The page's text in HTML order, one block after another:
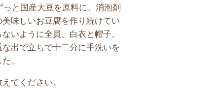
と国産大豆を原料に、消泡剤
味しいお豆腐を作り続けてい
いように全員、白衣と帽子、
出で立ちで十二分に手洗いを
。
てください。